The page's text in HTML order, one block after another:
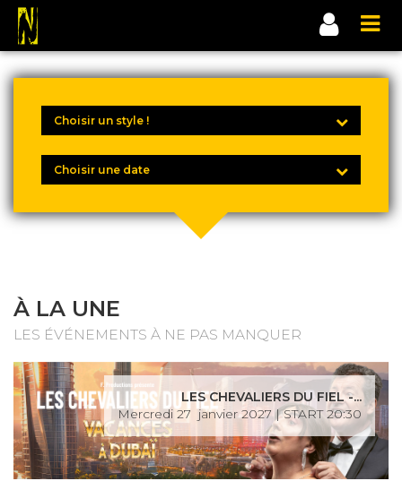
À LA UNE
LES ÉVÉNEMENTS À NE PAS MANQUER
LES CHEVALIERS DU FIEL -...
Mercredi 27 janvier 2027 | START 20:30